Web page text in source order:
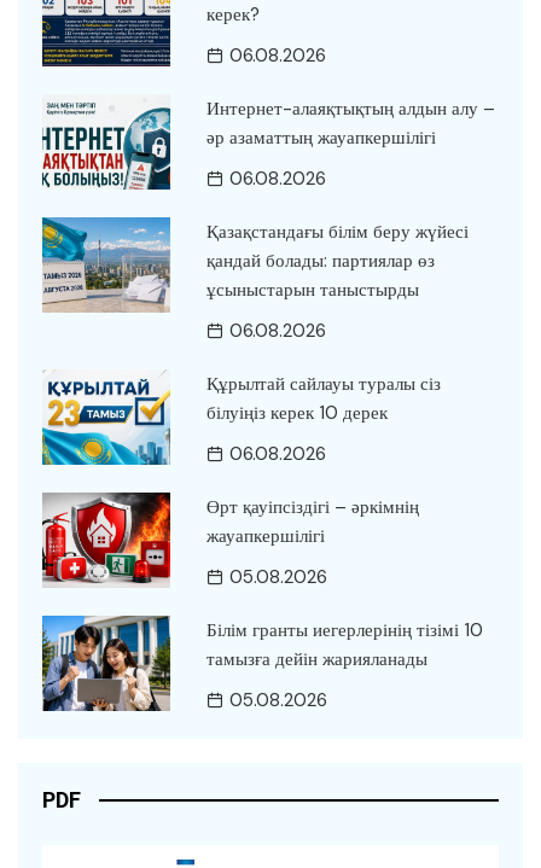
керек?
06.08.2026
Интернет-алаяқтықтың алдын алу –
әр азаматтың жауапкершілігі
06.08.2026
Қазақстандағы білім беру жүйесі
қандай болады: партиялар өз
ұсыныстарын таныстырды
06.08.2026
Құрылтай сайлауы туралы сіз
білуіңіз керек 10 дерек
06.08.2026
Өрт қауіпсіздігі – әркімнің
жауапкершілігі
05.08.2026
Білім гранты иегерлерінің тізімі 10
тамызға дейін жарияланады
05.08.2026
PDF